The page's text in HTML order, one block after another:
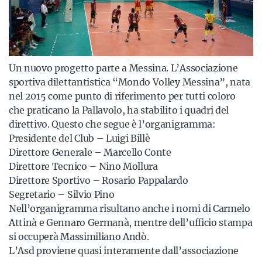
Un nuovo progetto parte a Messina. L’Associazione
sportiva dilettantistica “Mondo Volley Messina”, nata
nel 2015 come punto di riferimento per tutti coloro
che praticano la Pallavolo, ha stabilito i quadri del
direttivo. Questo che segue è l’organigramma:
Presidente del Club – Luigi Billè
Direttore Generale – Marcello Conte
Direttore Tecnico – Nino Mollura
Direttore Sportivo – Rosario Pappalardo
Segretario – Silvio Pino
Nell’organigramma risultano anche i nomi di Carmelo
Attinà e Gennaro Germanà, mentre dell’ufficio stampa
si occuperà Massimiliano Andò.
L’Asd proviene quasi interamente dall’associazione